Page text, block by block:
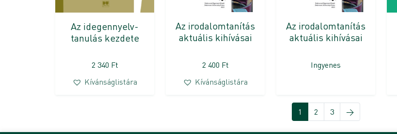
Az idegennyelv-
tanulás kezdete
2 340 Ft
Kívánságlistára
Az irodalomtanítás
aktuális kihívásai
2 400 Ft
Kívánságlistára
Az irodalomtanítás
aktuális kihívásai
Ingyenes
1 2 3 →